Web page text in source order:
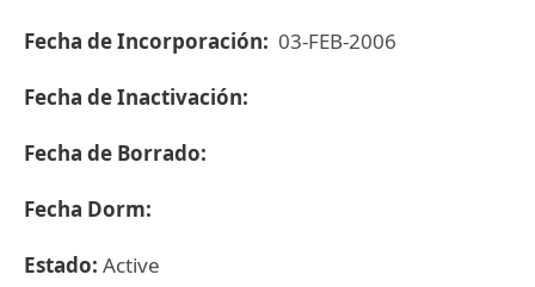
Fecha de Incorporación: 03-FEB-2006
Fecha de Inactivación:
Fecha de Borrado:
Fecha Dorm:
Estado: Active